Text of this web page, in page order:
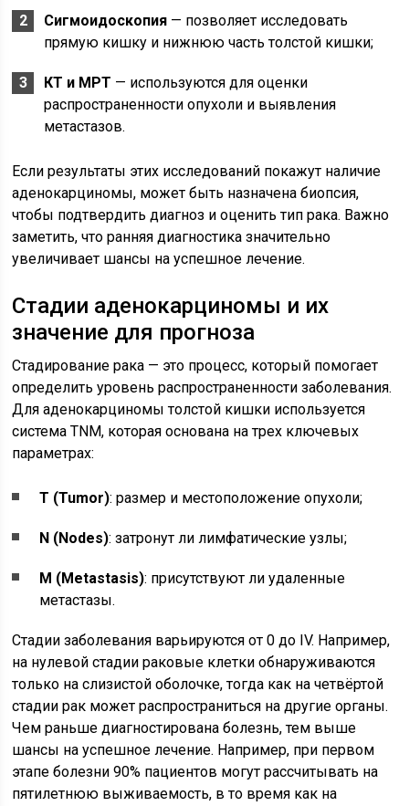
Сигмоидоскопия — позволяет исследовать
прямую кишку и нижнюю часть толстой кишки;
КТ и МРТ — используются для оценки
распространенности опухоли и выявления
метастазов.
Если результаты этих исследований покажут наличие
аденокарциномы, может быть назначена биопсия,
чтобы подтвердить диагноз и оценить тип рака. Важно
заметить, что ранняя диагностика значительно
увеличивает шансы на успешное лечение.
Стадии аденокарциномы и их
значение для прогноза
Стадирование рака — это процесс, который помогает
определить уровень распространенности заболевания.
Для аденокарциномы толстой кишки используется
система TNM, которая основана на трех ключевых
параметрах:
T (Tumor): размер и местоположение опухоли;
N (Nodes): затронут ли лимфатические узлы;
M (Metastasis): присутствуют ли удаленные
метастазы.
Стадии заболевания варьируются от 0 до IV. Например,
на нулевой стадии раковые клетки обнаруживаются
только на слизистой оболочке, тогда как на четвёртой
стадии рак может распространиться на другие органы.
Чем раньше диагностирована болезнь, тем выше
шансы на успешное лечение. Например, при первом
этапе болезни 90% пациентов могут рассчитывать на
пятилетнюю выживаемость, в то время как на